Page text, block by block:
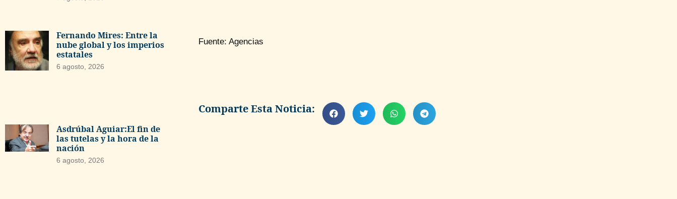
Fernando Mires: Entre la
nube global y los imperios
estatales
6 agosto, 2026
Asdrúbal Aguiar:El fin de
las tutelas y la hora de la
nación
6 agosto, 2026
Fuente: Agencias
Comparte Esta Noticia: